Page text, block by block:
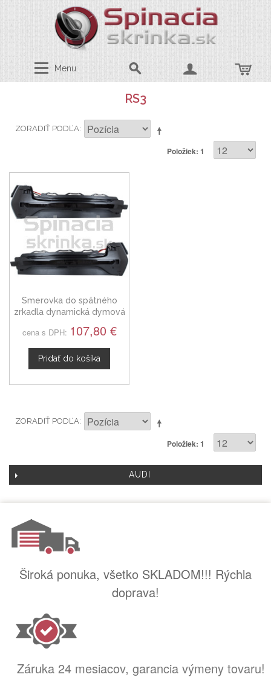
Menu
RS3
ZORADIŤ PODĽA
Položiek: 1
Smerovka do spätného
zrkadla dynamická dymová
8V 13-20
cena s DPH: 107,80 €
Pridať do košíka
ZORADIŤ PODĽA
Položiek: 1
AUDI
Široká ponuka, všetko SKLADOM!!! Rýchla
doprava!
Záruka 24 mesiacov, garancia výmeny tovaru!